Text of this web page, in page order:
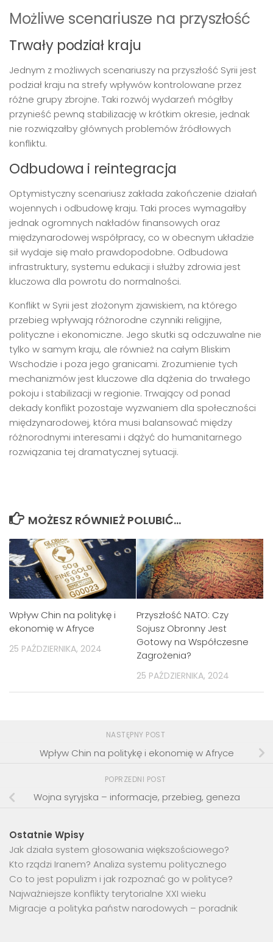
Możliwe scenariusze na przyszłość
Trwały podział kraju
Jednym z możliwych scenariuszy na przyszłość Syrii jest
podział kraju na strefy wpływów kontrolowane przez
różne grupy zbrojne. Taki rozwój wydarzeń mógłby
przynieść pewną stabilizację w krótkim okresie, jednak
nie rozwiązałby głównych problemów źródłowych
konfliktu.
Odbudowa i reintegracja
Optymistyczny scenariusz zakłada zakończenie działań
wojennych i odbudowę kraju. Taki proces wymagałby
jednak ogromnych nakładów finansowych oraz
międzynarodowej współpracy, co w obecnym układzie
sił wydaje się mało prawdopodobne. Odbudowa
infrastruktury, systemu edukacji i służby zdrowia jest
kluczowa dla powrotu do normalności.
Konflikt w Syrii jest złożonym zjawiskiem, na którego
przebieg wpływają różnorodne czynniki religijne,
polityczne i ekonomiczne. Jego skutki są odczuwalne nie
tylko w samym kraju, ale również na całym Bliskim
Wschodzie i poza jego granicami. Zrozumienie tych
mechanizmów jest kluczowe dla dążenia do trwałego
pokoju i stabilizacji w regionie. Trwający od ponad
dekady konflikt pozostaje wyzwaniem dla społeczności
międzynarodowej, która musi balansować między
różnorodnymi interesami i dążyć do humanitarnego
rozwiązania tej dramatycznej sytuacji.
MOŻESZ RÓWNIEŻ POLUBIĆ…
Wpływ Chin na politykę i
ekonomię w Afryce
25 PAŹDZIERNIKA, 2024
Przyszłość NATO: Czy
Sojusz Obronny Jest
Gotowy na Współczesne
Zagrożenia?
25 PAŹDZIERNIKA, 2024
NASTĘPNY POST
Wpływ Chin na politykę i ekonomię w Afryce
POPRZEDNI POST
Wojna syryjska – informacje, przebieg, geneza
Ostatnie Wpisy
Jak działa system głosowania większościowego?
Kto rządzi Iranem? Analiza systemu politycznego
Co to jest populizm i jak rozpoznać go w polityce?
Najważniejsze konflikty terytorialne XXI wieku
Migracje a polityka państw narodowych – poradnik